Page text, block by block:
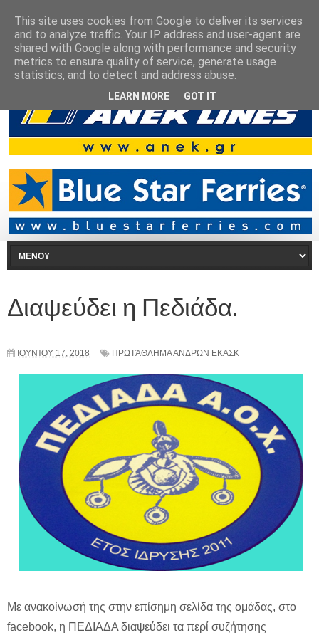
Διαψεύδει η Πεδιάδα.
ΙΟΥΝΊΟΥ 17, 2018 ΠΡΩΤΆΘΛΗΜΑ ΑΝΔΡΏΝ ΕΚΑΣΚ
Με ανακοίνωσή της στην επίσημη σελίδα της ομάδας, στο
facebook, η ΠΕΔΙΑΔΑ διαψεύδει τα περί συζήτησης
This site uses cookies from Google to deliver its services
and to analyze traffic. Your IP address and user-agent are
shared with Google along with performance and security
metrics to ensure quality of service, generate usage
statistics, and to detect and address abuse.
LEARN MORE GOT IT